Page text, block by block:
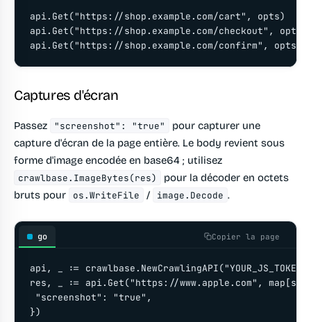
api.Get("https://shop.example.com/cart", opts)
api.Get("https://shop.example.com/checkout", opts)
Captures d'écran
Passez "screenshot": "true"
pour capturer une
capture d'écran de la page entière. Le body revient sous
forme d'image encodée en base64 ; utilisez
crawlbase.ImageBytes(res)
pour la décoder en octets
bruts pour
os.WriteFile / image.Decode .
go Copier la page
api, _ :=
res, _ := api.Get("https://www.apple.com",
"screenshot": "true",
})